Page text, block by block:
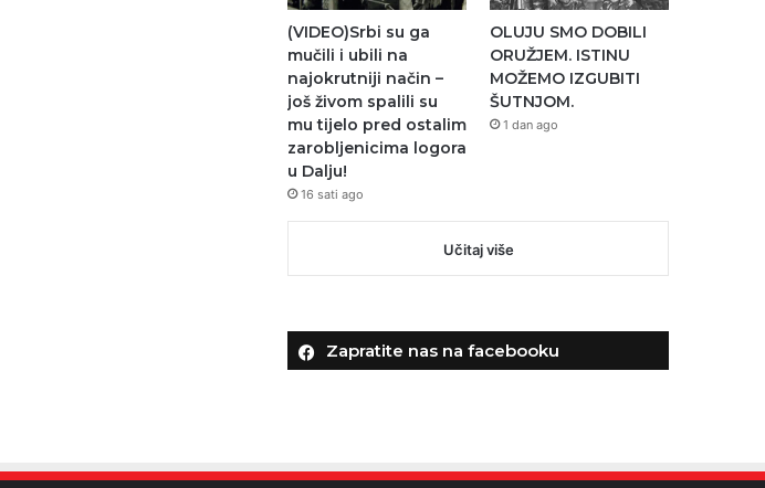
(VIDEO)Srbi su ga
mučili i ubili na
najokrutniji način –
još živom spalili su
mu tijelo pred ostalim
zarobljenicima logora
u Dalju!
16 sati ago
OLUJU SMO DOBILI
ORUŽJEM. ISTINU
MOŽEMO IZGUBITI
ŠUTNJOM.
1 dan ago
Učitaj više
Zapratite nas na facebooku